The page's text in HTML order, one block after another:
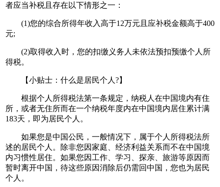
者应当补税且存在以下情形之一：
(1)您的综合所得年收入高于12万元且应补税金额高于400
元;
(2)取得收入时，您的扣缴义务人未依法预扣预缴个人所
得税。
【小贴士：什么是居民个人?】
根据个人所得税法第一条规定，纳税人在中国境内有住
所，或者无住所而在一个纳税年度内在中国境内居住累计满
183天，即为居民个人。
如果您是中国公民，一般情况下，属于个人所得税法所
述的居民个人。除非您因家庭、经济利益关系而不在中国境
内习惯性居住。如果您因工作、学习、探亲、旅游等原因而
暂时离开中国，待这些原因消除后仍需回中国，您也为居民
个人。